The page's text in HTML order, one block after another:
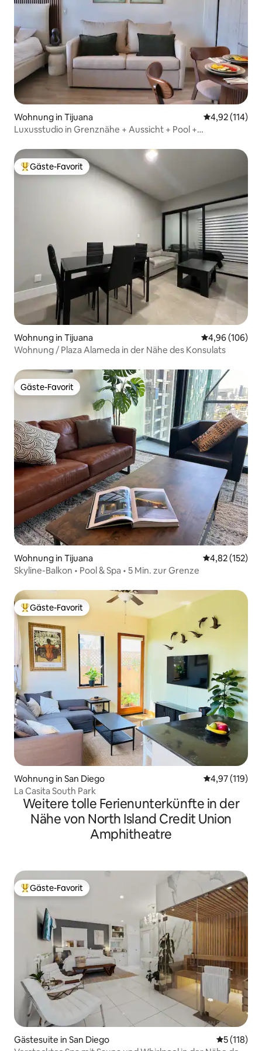
Wohnung in Tijuana
4,92 (114)
Luxusstudio in Grenznähe + Aussicht + Pool +
Beliebter Gäste-Favorit.
Gäste-Favorit
Wohnung in Tijuana
4,96 (106)
Wohnung / Plaza Alameda in der Nähe des Konsulats
Gäste-Favorit
Gäste-Favorit
Wohnung in Tijuana
4,82 (152)
Skyline-Balkon • Pool & Spa • 5 Min. zur Grenze
Beliebter Gäste-Favorit.
Gäste-Favorit
Wohnung in San Diego
4,97 (119)
La Casita South Park
Weitere tolle Ferienunterkünfte in der
Nähe von North Island Credit Union
Amphitheatre
Beliebter Gäste-Favorit.
Gäste-Favorit
Gästesuite in San Diego
5 (118)